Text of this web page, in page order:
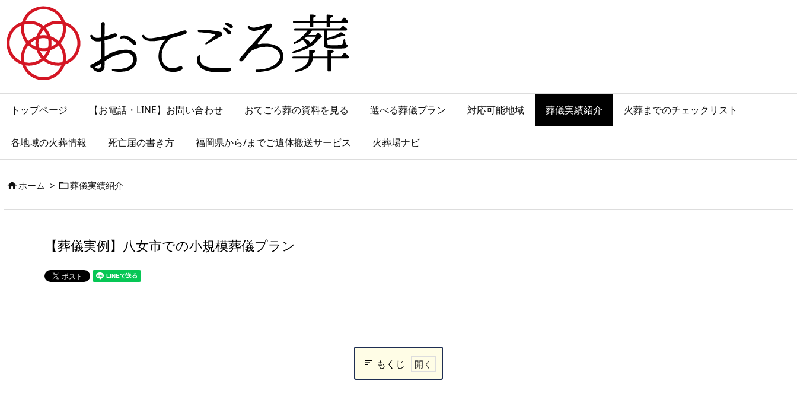
トップページ 【お電話・LINE】お問い合わせ おてごろ葬の資料を見る 選べる葬儀プラン 対応可能地域 葬儀実績紹介 火葬までのチェックリスト
各地域の火葬情報 死亡届の書き方 福岡県から/までご遺体搬送サービス 火葬場ナビ
ホーム > 葬儀実績紹介
【葬儀実例】八女市での小規模葬儀プラン
もくじ
八